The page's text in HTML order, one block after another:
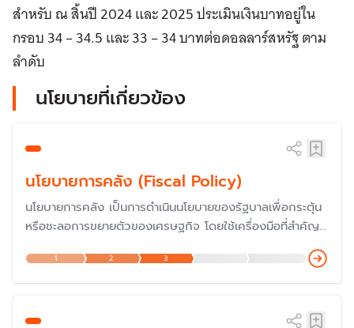
สำหรับ ณ สิ้นปี 2024 และ 2025 ประเมินเงินบาทอยู่ใน
กรอบ 34 – 34.5 และ 33 – 34 บาทต่อดอลลาร์สหรัฐ ตาม
ลำดับ
นโยบายที่เกี่ยวข้อง
นโยบายการคลัง (Fiscal Policy)
นโยบายการคลัง เป็นการดำเนินนโยบายของรัฐบาลเพื่อกระตุ้น
หรือชะลอการขยายตัวของเศรษฐกิจ โดยใช้เครื่องมือที่สำคัญ
ของรัฐบาล คือ การใช้จ่ายของรัฐบาล (รายจ่าย) และการเก็บ
ภาษี (รายได้) รวมถึงการก่อหนี้สาธารณะของรัฐบาล
1 2 3